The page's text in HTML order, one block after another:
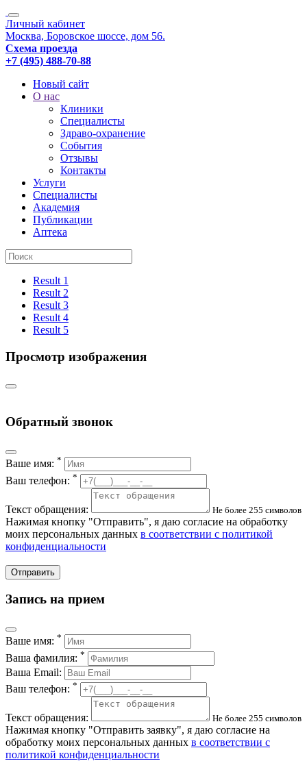
Личный кабинет
Москва, Боровское шоссе, дом 56.
Схема проезда
+7 (495) 488-70-88
Новый сайт
О нас
Клиники
Специалисты
Здраво-охранение
События
Отзывы
Контакты
Услуги
Специалисты
Академия
Публикации
Аптека
Result 1
Result 2
Result 3
Result 4
Result 5
Просмотр изображения
Обратный звонок
Ваше имя: *
Ваш телефон: *
Текст обращения: Не более 255 символов
Нажимая кнопку "Отправить", я даю согласие на обработку
моих персональных данных в соответствии с политикой
конфиденциальности
Отправить
Запись на прием
Ваше имя: *
Ваша фамилия: *
Ваша Email:
Ваш телефон: *
Текст обращения: Не более 255 символов
Нажимая кнопку "Отправить заявку", я даю согласие на
обработку моих персональных данных в соответствии с
политикой конфиденциальности